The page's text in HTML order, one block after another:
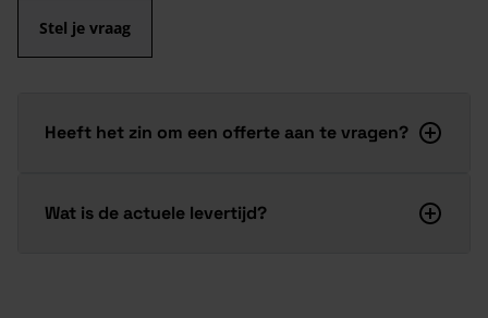
Stel je vraag
Heeft het zin om een offerte aan te vragen?
Wat is de actuele levertijd?